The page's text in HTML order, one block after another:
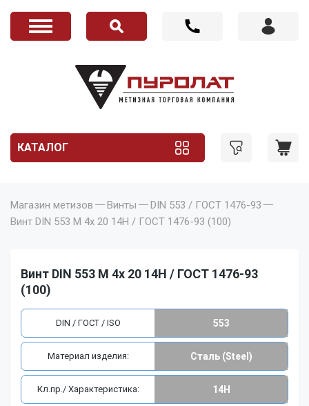
КАТАЛОГ
Магазин метизов Винты
DIN 553 / ГОСТ 1476-93
Винт DIN 553 M 4x 20 14H / ГОСТ 1476-93 (100)
Винт DIN 553 M 4x 20 14H / ГОСТ 1476-93
(100)
DIN / ГОСТ / ISO 553
Материал изделия: Сталь (Steel)
Кл.пр./ Характеристика: 14H